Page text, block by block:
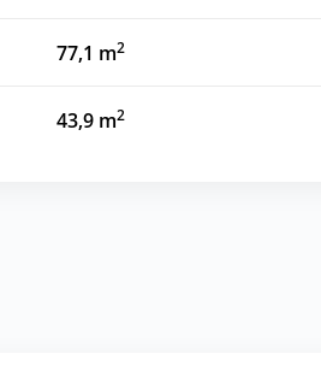
77,1 m2
43,9 m2